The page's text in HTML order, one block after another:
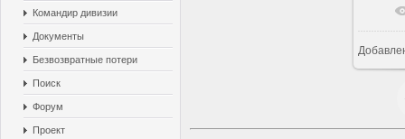
Командир дивизии
Документы
Безвозвратные потери
Поиск
Форум
Проект
В